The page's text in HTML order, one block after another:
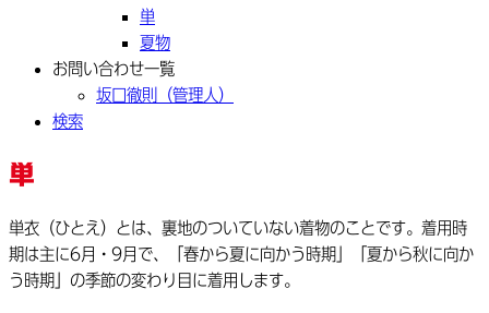
単
夏物
お問い合わせ一覧
坂口徹則（管理人）
検索
単
単衣（ひとえ）とは、裏地のついていない着物のことです。着用時
期は主に6月・9月で、「春から夏に向かう時期」「夏から秋に向か
う時期」の季節の変わり目に着用します。